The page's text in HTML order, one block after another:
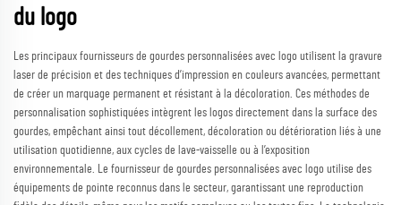
du logo
Les principaux fournisseurs de gourdes personnalisées avec logo utilisent la gravure
laser de précision et des techniques d’impression en couleurs avancées, permettant
de créer un marquage permanent et résistant à la décoloration. Ces méthodes de
personnalisation sophistiquées intègrent les logos directement dans la surface des
gourdes, empêchant ainsi tout décollement, décoloration ou détérioration liés à une
utilisation quotidienne, aux cycles de lave-vaisselle ou à l’exposition
environnementale. Le fournisseur de gourdes personnalisées avec logo utilise des
équipements de pointe reconnus dans le secteur, garantissant une reproduction